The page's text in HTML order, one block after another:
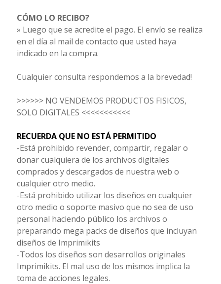
CÓMO LO RECIBO?
» Luego que se acredite el pago. El envío se realiza
en el día al mail de contacto que usted haya
indicado en la compra.
Cualquier consulta respondemos a la brevedad!
>>>>>> NO VENDEMOS PRODUCTOS FISICOS,
SOLO DIGITALES <<<<<<<<<<<
RECUERDA QUE NO ESTÁ PERMITIDO
-Está prohibido revender, compartir, regalar o
donar cualquiera de los archivos digitales
comprados y descargados de nuestra web o
cualquier otro medio.
-Está prohibido utilizar los diseños en cualquier
otro medio o soporte masivo que no sea de uso
personal haciendo público los archivos o
preparando mega packs de diseños que incluyan
diseños de Imprimikits
-Todos los diseños son desarrollos originales
Imprimikits. El mal uso de los mismos implica la
toma de acciones legales.